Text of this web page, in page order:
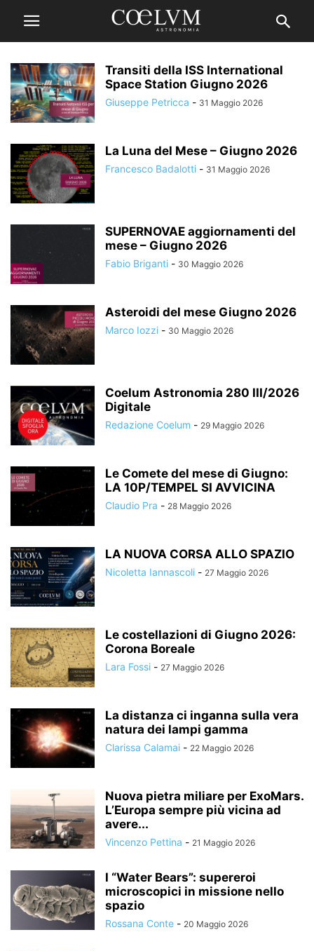
Transiti della ISS International
Space Station Giugno 2026
Giuseppe Petricca - 31 Maggio 2026
La Luna del Mese – Giugno 2026
Francesco Badalotti - 31 Maggio 2026
SUPERNOVAE aggiornamenti del
mese – Giugno 2026
Fabio Briganti - 30 Maggio 2026
Asteroidi del mese Giugno 2026
Marco Iozzi - 30 Maggio 2026
Coelum Astronomia 280 III/2026
Digitale
Redazione Coelum - 29 Maggio 2026
Le Comete del mese di Giugno:
LA 10P/TEMPEL SI AVVICINA
Claudio Pra - 28 Maggio 2026
LA NUOVA CORSA ALLO SPAZIO
Nicoletta Iannascoli - 27 Maggio 2026
Le costellazioni di Giugno 2026:
Corona Boreale
Lara Fossi - 27 Maggio 2026
La distanza ci inganna sulla vera
natura dei lampi gamma
Clarissa Calamai - 22 Maggio 2026
Nuova pietra miliare per ExoMars.
L’Europa sempre più vicina ad
avere...
Vincenzo Pettina - 21 Maggio 2026
I “Water Bears”: supereroi
microscopici in missione nello
spazio
Rossana Conte - 20 Maggio 2026